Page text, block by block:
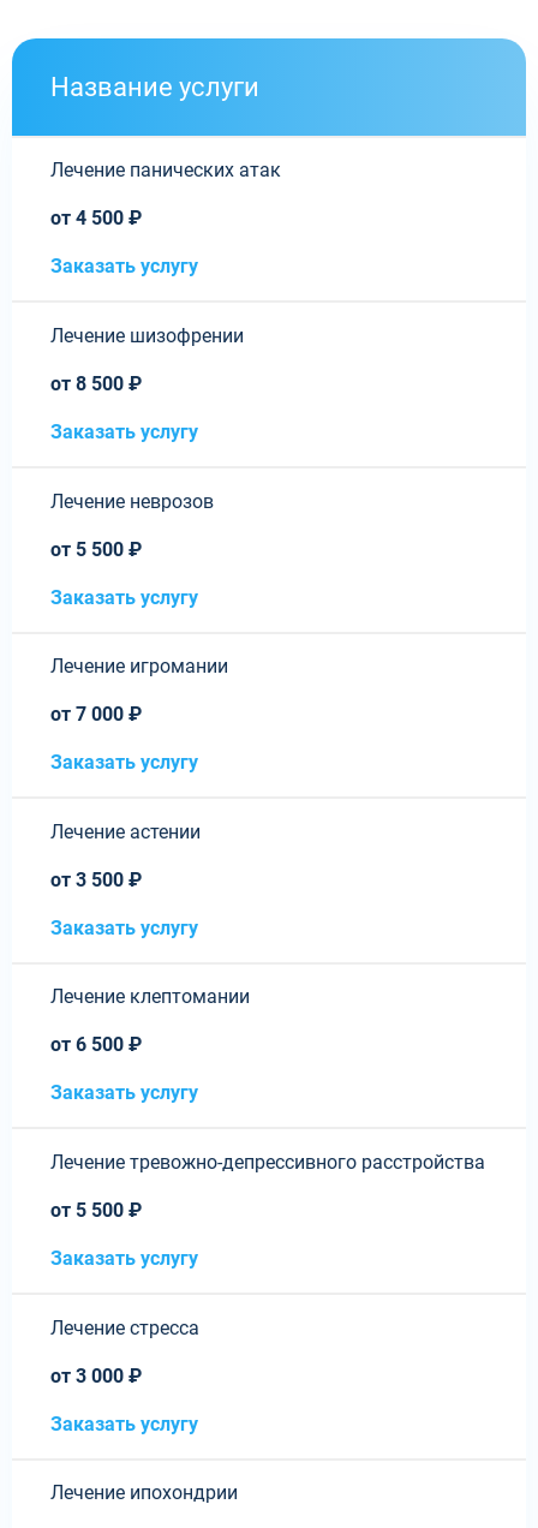
Название услуги
Лечение панических атак
от 4 500 ₽
Заказать услугу
Лечение шизофрении
от 8 500 ₽
Заказать услугу
Лечение неврозов
от 5 500 ₽
Заказать услугу
Лечение игромании
от 7 000 ₽
Заказать услугу
Лечение астении
от 3 500 ₽
Заказать услугу
Лечение клептомании
от 6 500 ₽
Заказать услугу
Лечение тревожно-депрессивного расстройства
от 5 500 ₽
Заказать услугу
Лечение стресса
от 3 000 ₽
Заказать услугу
Лечение ипохондрии